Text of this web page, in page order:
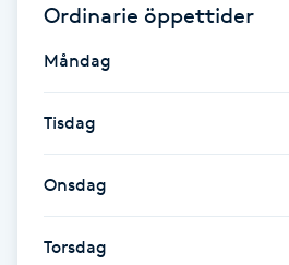
Keratinbehandling
Kinesiologi
Kinesisk medicin
Kiropraktik
Ordinarie öppettider
Måndag
Tisdag
Onsdag
Torsdag